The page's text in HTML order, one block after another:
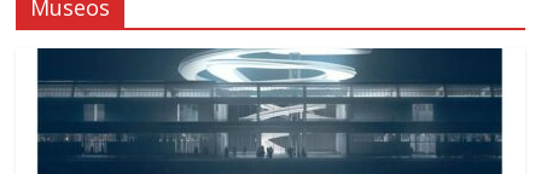
Museos